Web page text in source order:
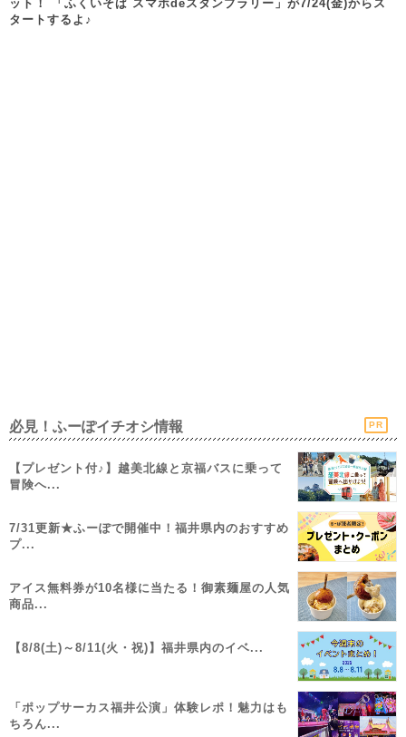
ット！ 「ふくいそば スマホdeスタンプラリー」が7/24(金)からス
タートするよ♪
必見！ふーぽイチオシ情報 PR
【プレゼント付♪】越美北線と京福バスに乗って
冒険へ...
7/31更新★ふーぽで開催中！福井県内のおすすめ
プ...
アイス無料券が10名様に当たる！御素麺屋の人気
商品...
【8/8(土)～8/11(火・祝)】福井県内のイベ...
「ポップサーカス福井公演」体験レポ！魅力はも
ちろん...